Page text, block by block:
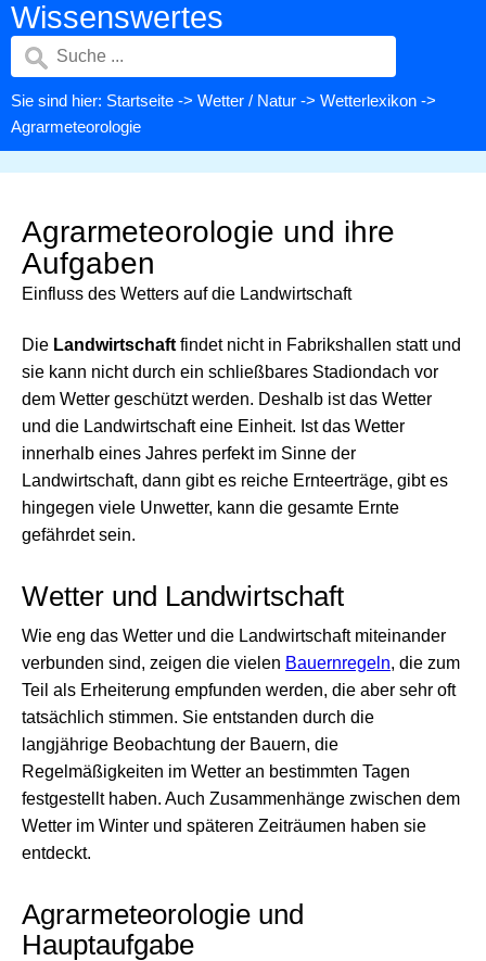
Wissenswertes
Sie sind hier: Startseite -> Wetter / Natur -> Wetterlexikon ->
Agrarmeteorologie
Agrarmeteorologie und ihre
Aufgaben
Einfluss des Wetters auf die Landwirtschaft
Die Landwirtschaft findet nicht in Fabrikshallen statt und
sie kann nicht durch ein schließbares Stadiondach vor
dem Wetter geschützt werden. Deshalb ist das Wetter
und die Landwirtschaft eine Einheit. Ist das Wetter
innerhalb eines Jahres perfekt im Sinne der
Landwirtschaft, dann gibt es reiche Ernteerträge, gibt es
hingegen viele Unwetter, kann die gesamte Ernte
gefährdet sein.
Wetter und Landwirtschaft
Wie eng das Wetter und die Landwirtschaft miteinander
verbunden sind, zeigen die vielen Bauernregeln, die zum
Teil als Erheiterung empfunden werden, die aber sehr oft
tatsächlich stimmen. Sie entstanden durch die
langjährige Beobachtung der Bauern, die
Regelmäßigkeiten im Wetter an bestimmten Tagen
festgestellt haben. Auch Zusammenhänge zwischen dem
Wetter im Winter und späteren Zeiträumen haben sie
entdeckt.
Agrarmeteorologie und
Hauptaufgabe